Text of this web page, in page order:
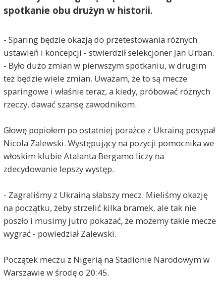
spotkanie obu drużyn w historii.
- Sparing będzie okazją do przetestowania różnych
ustawień i koncepcji - stwierdził selekcjoner Jan Urban.
- Było dużo zmian w pierwszym spotkaniu, w drugim
też będzie wiele zmian. Uważam, że to są mecze
sparingowe i właśnie teraz, a kiedy, próbować różnych
rzeczy, dawać szansę zawodnikom.
Głowę popiołem po ostatniej porażce z Ukrainą posypał
Nicola Zalewski. Występujący na pozycji pomocnika we
włoskim klubie Atalanta Bergamo liczy na
zdecydowanie lepszy występ.
- Zagraliśmy z Ukrainą słabszy mecz. Mieliśmy okazję
na początku, żeby strzelić kilka bramek, ale tak nie
poszło i musimy jutro pokazać, że możemy takie mecze
wygrać - powiedział Zalewski.
Początek meczu z Nigerią na Stadionie Narodowym w
Warszawie w środę o 20:45.